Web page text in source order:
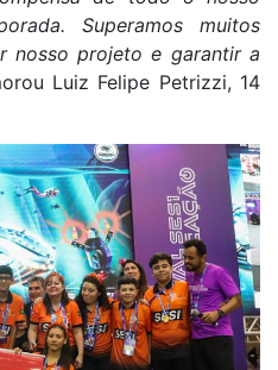
Superamos muitos
nosso projeto e garantir a
Luiz Felipe Petrizzi, 14